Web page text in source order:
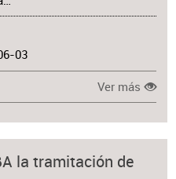
03
Ver más
la tramitación de